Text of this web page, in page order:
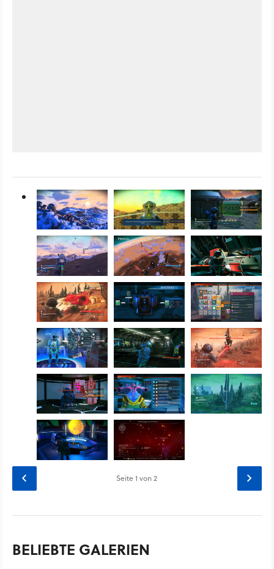
Seite1 von 2
BELIEBTE GALERIEN